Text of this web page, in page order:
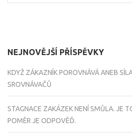
NEJNOVĚJŠÍ PŘÍSPĚVKY
KDYŽ ZÁKAZNÍK POROVNÁVÁ ANEB
SROVNÁVAČŮ
STAGNACE ZAKÁZEK NENÍ SMŮLA. JE
POMĚR JE ODPOVĚĎ.